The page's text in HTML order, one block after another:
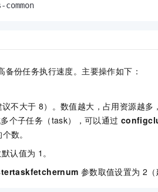
备份任务执行速度。主要操作如下：
不大于 8）。数值越大，占用资源越多
个子任务（task），可以通过
数。
认值为 1。
参数取值设置为 2（